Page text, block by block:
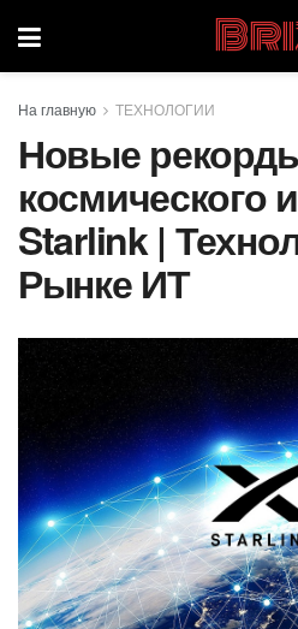
На главную ТЕХНОЛОГИИ
Новые
космического
Starlink |
Рынке ИТ